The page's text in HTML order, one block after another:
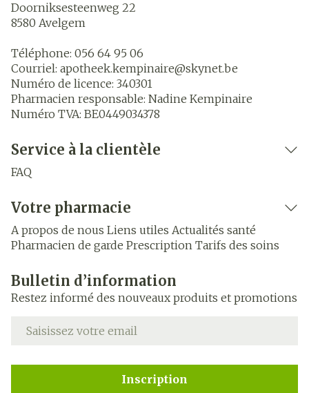
Doorniksesteenweg 22
8580 Avelgem
Téléphone: 056 64 95 06
Courriel: apotheek.kempinaire@skynet.be
Numéro de licence: 340301
Pharmacien responsable: Nadine Kempinaire
Numéro TVA: BE0449034378
Service à la clientèle
FAQ
Votre pharmacie
A propos de nous Liens utiles Actualités santé
Pharmacien de garde Prescription Tarifs des soins
Bulletin d’information
Restez informé des nouveaux produits et promotions
Adresse mail
Inscription